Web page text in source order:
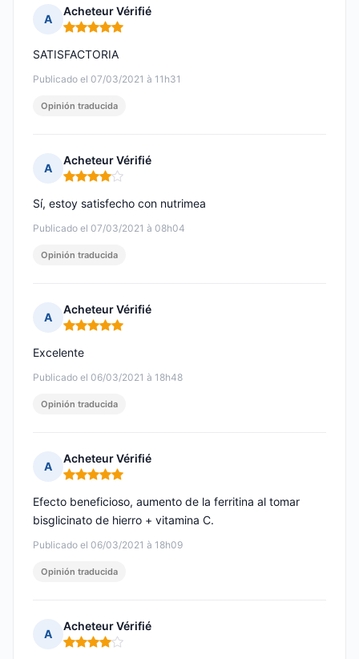
A
Acheteur Vérifié
Nota: 5 de 5
Publicado el 07/03/2021 à 11h31
SATISFACTORIA
Opinión traducida
A
Acheteur Vérifié
Nota: 4 de 5
Publicado el 07/03/2021 à 08h04
Sí, estoy satisfecho con nutrimea
Opinión traducida
A
Acheteur Vérifié
Nota: 5 de 5
Publicado el 06/03/2021 à 18h48
Excelente
Opinión traducida
A
Acheteur Vérifié
Nota: 5 de 5
Publicado el 06/03/2021 à 18h09
Efecto beneficioso, aumento de la ferritina al tomar
bisglicinato de hierro + vitamina C.
Opinión traducida
A
Acheteur Vérifié
Nota: 4 de 5